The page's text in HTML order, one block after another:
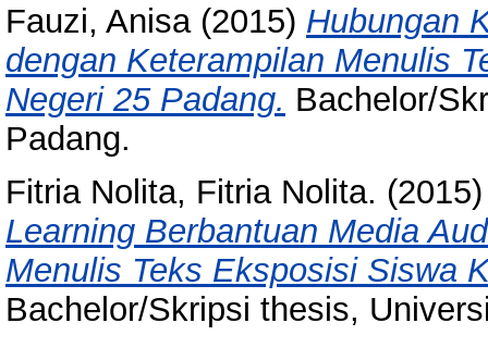
Fauzi, Anisa(2015) Hubungan
dengan Keterampilan Menulis
Negeri 25 Padang. Bachelor/
Padang.
Fitria Nolita, Fitria Nolita.
Learning Berbantuan Media
Menulis Teks Eksposisi Siswa
Bachelor/Skripsi thesis,